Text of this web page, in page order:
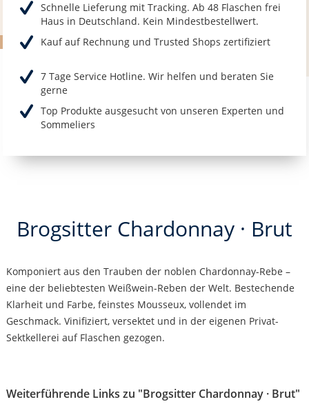
Schnelle Lieferung mit Tracking. Ab 48 Flaschen frei
Haus in Deutschland. Kein Mindestbestellwert.
Kauf auf Rechnung und Trusted Shops zertifiziert
7 Tage Service Hotline. Wir helfen und beraten Sie
gerne
Top Produkte ausgesucht von unseren Experten und
Sommeliers
Brogsitter Chardonnay · Brut
Komponiert aus den Trauben der noblen Chardonnay-Rebe –
eine der beliebtesten Weißwein-Reben der Welt. Bestechende
Klarheit und Farbe, feinstes Mousseux, vollendet im
Geschmack. Vinifiziert, versektet und in der eigenen Privat-
Sektkellerei auf Flaschen gezogen.
Weiterführende Links zu "Brogsitter Chardonnay · Brut"